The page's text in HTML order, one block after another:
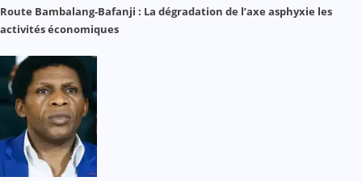
Route Bambalang-Bafanji : La dégradation de l’axe asphyxie les
activités économiques